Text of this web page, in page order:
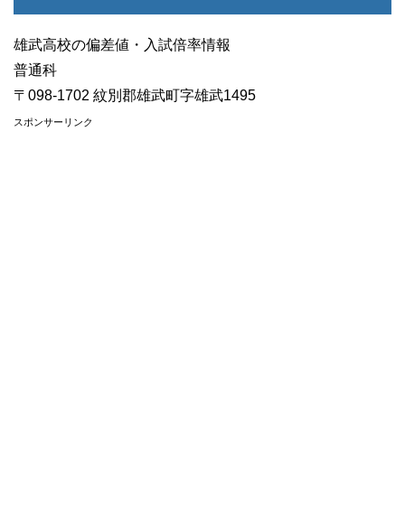
雄武高校の偏差値・入試倍率情報
普通科
〒098-1702 紋別郡雄武町字雄武1495
スポンサーリンク